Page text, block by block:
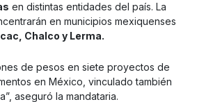
en distintas entidades del país. La
en municipios mexiquenses
Chalco y Lerma.
de pesos en siete proyectos de
en México, vinculado también
aseguró la mandataria.